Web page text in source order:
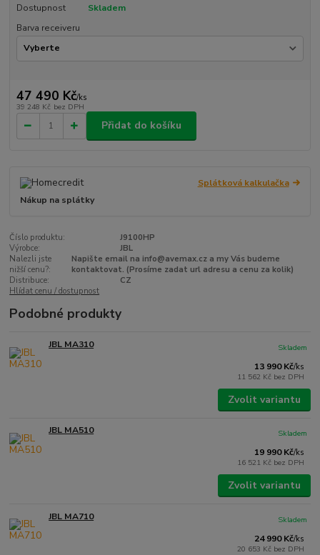
Dostupnost
Skladem
Barva receiveru
47 490 Kč/ks
39 248 Kč bez DPH
Přidat do košíku
Splátková kalkulačka
Nákup na splátky
Číslo produktu:
J9100HP
Výrobce:
JBL
Nalezli jste
nižší cenu?:
Napište email na info@avemax.cz a my Vás budeme
kontaktovat. (Prosíme zadat url adresu a cenu za kolik)
Distribuce:
CZ
Hlídat cenu / dostupnost
Podobné produkty
JBL MA310
13 990 Kč/ks
11 562 Kč bez DPH
Skladem
Zvolit variantu
JBL MA510
19 990 Kč/ks
16 521 Kč bez DPH
Skladem
Zvolit variantu
JBL MA710
24 990 Kč/ks
20 653 Kč bez DPH
Skladem